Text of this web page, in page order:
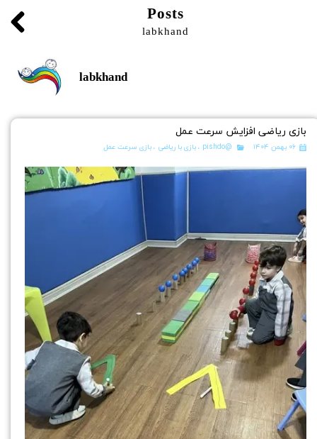
Posts
labkhand
labkhand
بازی ریاضی افزایش سرعت عمل
۰۶ بهمن ۱۴۰۴ @pishdo ،بازی با ریاضی ،بازی سرعت عمل